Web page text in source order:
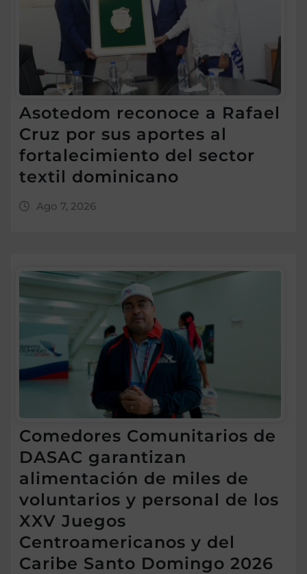
Asotedom reconoce a Rafael
Cruz por sus aportes al
fortalecimiento del sector
textil dominicano
Ago 7, 2026
Comedores Comunitarios de
DASAC garantizan
alimentación de miles de
voluntarios y personal de los
XXV Juegos
Centroamericanos y del
Caribe Santo Domingo 2026